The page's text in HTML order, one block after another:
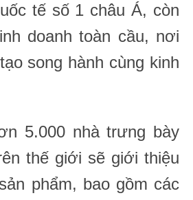
tế số 1 châu Á, còn
doanh toàn cầu, nơi
song hành cùng kinh
5.000 nhà trưng bày
thế giới sẽ giới thiệu
phẩm, bao gồm các